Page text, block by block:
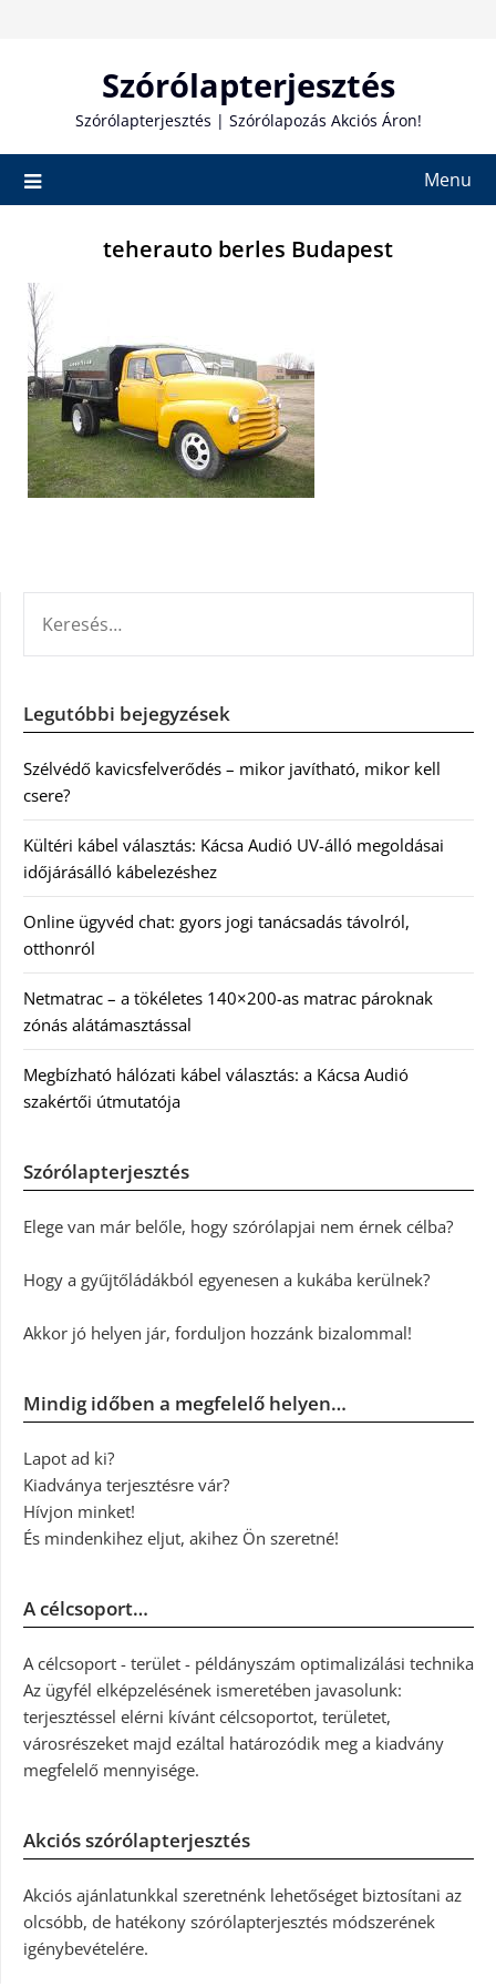
Szórólapterjesztés
Szórólapterjesztés | Szórólapozás Akciós Áron!
Menu
teherauto berles Budapest
Legutóbbi bejegyzések
Szélvédő kavicsfelverődés – mikor javítható, mikor kell
csere?
Kültéri kábel választás: Kácsa Audió UV-álló megoldásai
időjárásálló kábelezéshez
Online ügyvéd chat: gyors jogi tanácsadás távolról,
otthonról
Netmatrac – a tökéletes 140×200-as matrac pároknak
zónás alátámasztással
Megbízható hálózati kábel választás: a Kácsa Audió
szakértői útmutatója
Szórólapterjesztés
Elege van már belőle, hogy szórólapjai nem érnek célba?
Hogy a gyűjtőládákból egyenesen a kukába kerülnek?
Akkor jó helyen jár, forduljon hozzánk bizalommal!
Mindig időben a megfelelő helyen…
Lapot ad ki?
Kiadványa terjesztésre vár?
Hívjon minket!
És mindenkihez eljut, akihez Ön szeretné!
A célcsoport…
A célcsoport - terület - példányszám optimalizálási technika
Az ügyfél elképzelésének ismeretében javasolunk:
terjesztéssel elérni kívánt célcsoportot, területet,
városrészeket majd ezáltal határozódik meg a kiadvány
megfelelő mennyisége.
Akciós szórólapterjesztés
Akciós ajánlatunkkal szeretnénk lehetőséget biztosítani az
olcsóbb, de hatékony szórólapterjesztés módszerének
igénybevételére.